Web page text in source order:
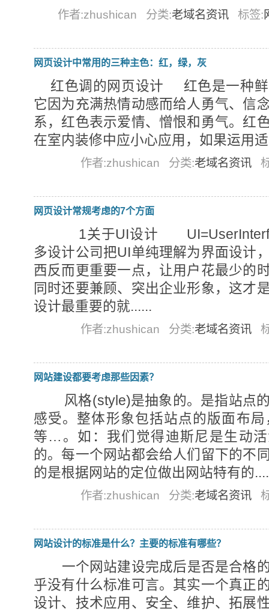
作者:zhushican 分类:老域名资讯 标签:
网页设计中常用的三种主色：红，绿，灰
红色调的网页设计 红色是一种鲜
它因为充满热情动感而给人勇气、信
系，红色表示爱情、憎恨和勇气。红
在室内装修中应小心应用，如果运用
作者:zhushican 分类:老域名资讯
网页设计常规考虑的7个方面
1关于UI设计
多设计公司把UI单纯理解为界面设计
西反而更重要一点，让用户花最少的
同时还要兼顾、突出企业形象，这才
设计最重要的就......
作者:zhushican 分类:老域名资讯
网站建设都要考虑那些因素？
风格(style)是抽象的。是指站点
感受。整体形象包括站点的版面布
等…。如：我们觉得迪斯尼是生动
的。每一个网站都会给人们留下的不
的是根据网站的定位做出网站特有的
作者:zhushican 分类:老域名资讯
网站设计的标准是什么？主要的标准有哪些？
一个网站建设完成后是否是合格
乎没有什么标准可言。其实一个真正
设计、技术应用、安全、维护、拓展